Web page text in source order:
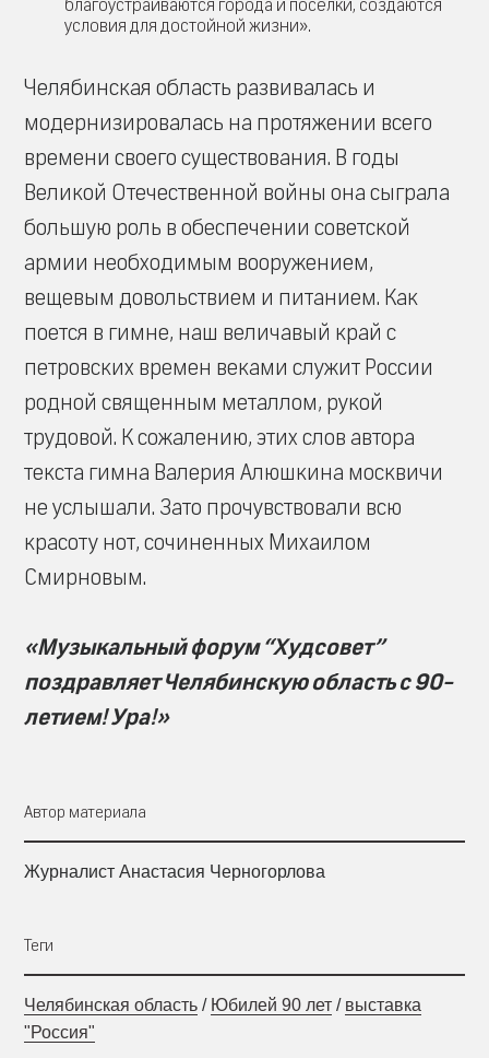
благоустраиваются города и поселки, создаются
условия для достойной жизни».
Челябинская область развивалась и
модернизировалась на протяжении всего
времени своего существования. В годы
Великой Отечественной войны она сыграла
большую роль в обеспечении советской
армии необходимым вооружением,
вещевым довольствием и питанием. Как
поется в гимне, наш величавый край с
петровских времен веками служит России
родной священным металлом, рукой
трудовой. К сожалению, этих слов автора
текста гимна Валерия Алюшкина москвичи
не услышали. Зато прочувствовали всю
красоту нот, сочиненных Михаилом
Смирновым.
«Музыкальный форум “Худсовет”
поздравляет Челябинскую область с 90-
летием! Ура!»
Автор материала
Журналист Анастасия Черногорлова
Теги
Челябинская область / Юбилей 90 лет / выставка
"Россия"